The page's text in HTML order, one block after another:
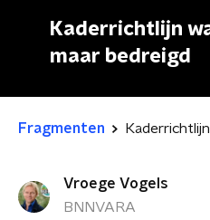
Kaderrichtlijn
maar bedreigd
Fragmenten
Vroege Vogels
BNNVARA